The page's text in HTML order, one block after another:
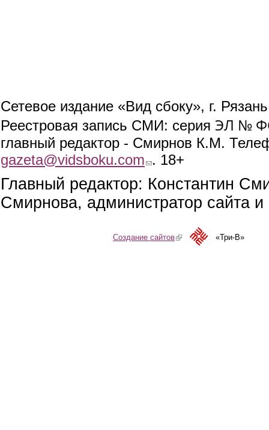
Сетевое издание «Вид сбоку», г.
Реестровая запись СМИ: серия ЭЛ №
главный редактор - Смирнов К.М.
gazeta@vidsboku.com (link sends e-mail)
. 18+
Главный редактор: Константин
Смирнова, администратор сайта
Создание сайтов(link is external)«Три-В»